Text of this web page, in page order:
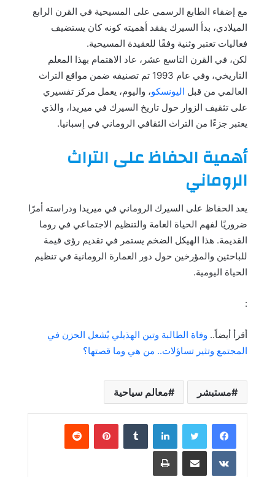
مع إضفاء الطابع الرسمي على المسيحية في القرن الرابع
الميلادي، بدأ السيرك يفقد أهميته كونه كان يستضيف
فعاليات تعتبر وثنية وفقًا للعقيدة المسيحية.
لكن، في القرن التاسع عشر، عاد الاهتمام بهذا المعلم
التاريخي، وفي عام 1993 تم تصنيفه ضمن مواقع التراث
العالمي من قبل اليونسكو، واليوم، يعمل مركز تفسيري
على تثقيف الزوار حول تاريخ السيرك في ميريدا، والذي
يعتبر جزءًا من التراث الثقافي الروماني في إسبانيا.
أهمية الحفاظ على التراث
الروماني
يعد الحفاظ على السيرك الروماني في ميريدا ودراسته أمرًا
ضروريًا لفهم الحياة العامة والتنظيم الاجتماعي في روما
القديمة. هذا الهيكل الضخم يستمر في تقديم رؤى قيمة
للباحثين والمؤرخين حول دور العمارة الرومانية في تنظيم
الحياة اليومية.
:
أقرأ أيضاً.. وفاة الطالبة وتين الهذيلي يُشعل الحزن في
المجتمع وتثير تساؤلات.. من هي وما قصتها؟
مستبشر معالم سياحية
لينكدإن بينتيريست
مشاركة عبر البريد طباعة